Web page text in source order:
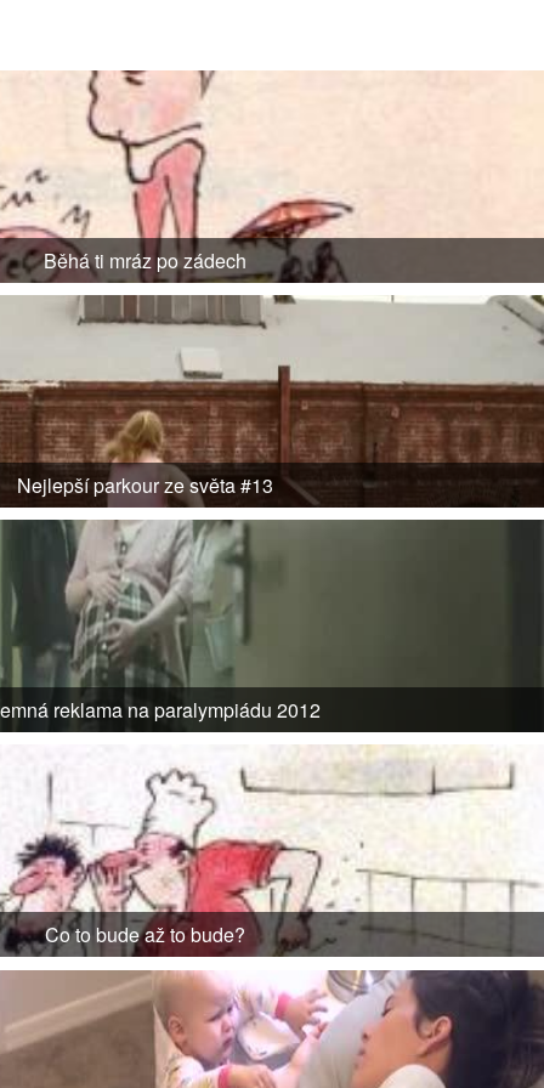
Běhá ti mráz po zádech
Nejlepší parkour ze světa #13
reklama na paralympiádu 2012
Co to bude až to bude?